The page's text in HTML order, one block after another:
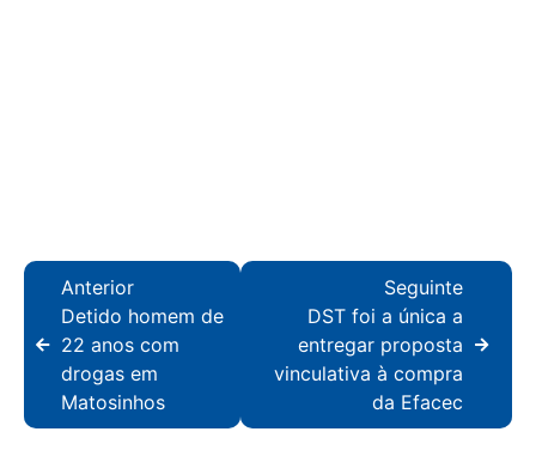
Anterior
Detido homem de
22 anos com
drogas em
Matosinhos
Seguinte
DST foi a única a
entregar proposta
vinculativa à compra
da Efacec